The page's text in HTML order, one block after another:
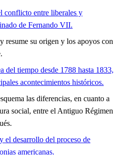
conflicto entre liberales y
de Fernando VII.
resume su origen y los apoyos con
del tiempo desde 1788 hasta 1833,
acontecimientos históricos.
las diferencias, en cuanto a
social, entre el Antiguo Régimen
el desarrollo del proceso de
americanas.